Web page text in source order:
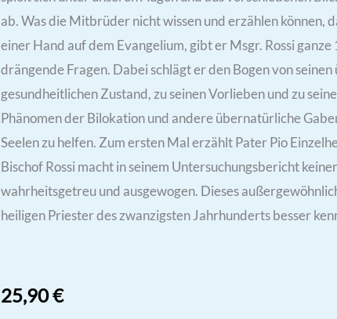
ab. Was die Mitbrüder nicht wissen und erzählen können,
einer Hand auf dem Evangelium, gibt er Msgr. Rossi
drängende Fragen. Dabei schlägt er den Bogen von
gesundheitlichen Zustand, zu seinen Vorlieben und zu
Phänomen der Bilokation und andere übernatürliche
Seelen zu helfen. Zum ersten Mal erzählt Pater Pio
Bischof Rossi macht in seinem Untersuchungsbericht
wahrheitsgetreu und ausgewogen. Dieses
heiligen Priester des zwanzigsten Jahrhunderts besser
25,90€